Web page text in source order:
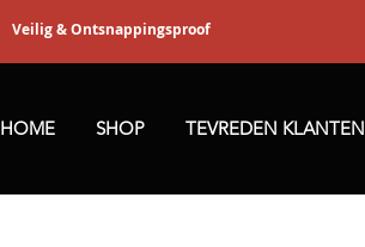
Veilig & Ontsnappingsproof
HOME SHOP TEVREDEN KLANTEN